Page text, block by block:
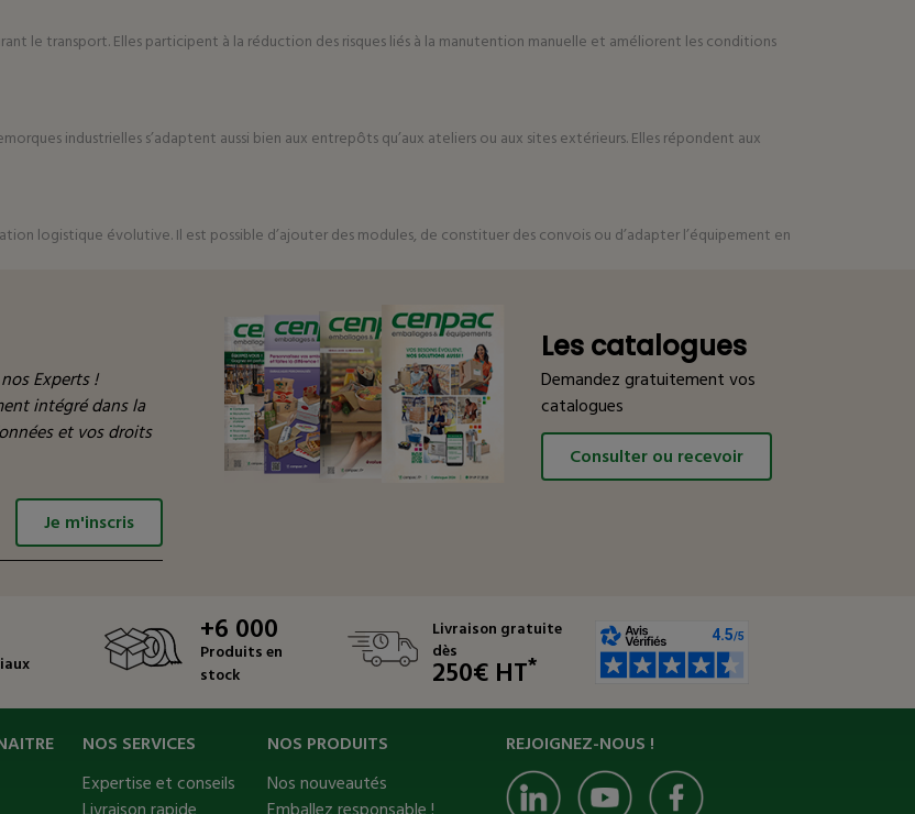
le transport. Elles participent à la réduction des risques liés à la manutention manuelle et améliorent les conditions
industrielles s’adaptent aussi bien aux entrepôts qu’aux ateliers ou aux sites extérieurs. Elles répondent aux
logistique évolutive. Il est possible d’ajouter des modules, de constituer des convois ou d’adapter l’équipement en
Experts !
intégré dans la
et vos droits
Je m'inscris
Les catalogues
Demandez gratuitement vos
catalogues
Consulter ou recevoir
+6 000
Produits en
stock
Livraison gratuite
dès
250€ HT*
NOS SERVICES
Expertise et conseils
NOS PRODUITS
Nos nouveautés
REJOIGNEZ-NOUS !